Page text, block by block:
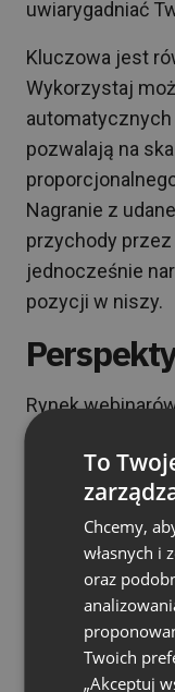
uwiarygadniać
Kluczowa jest
Wykorzystaj
automatycznych
pozwalają na
Nagranie z
przychody
jednocześnie
pozycji w niszy.
Rynek
rozwija, a
formy edukacji.
połączenie
Systematyczne
oferty i
pozwalają na
online, nawet w
To
Chcemy,
własnych i
oraz
Twoich
„Akceptuj